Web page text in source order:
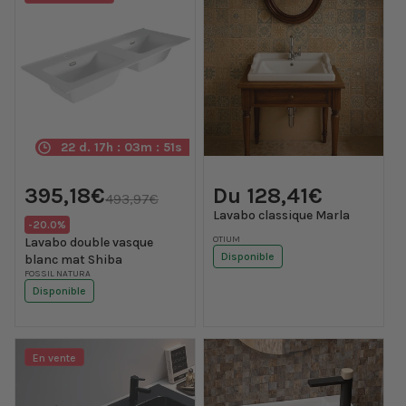
22 d. 17h : 03m : 50s
habituel
493,97€
promotionnel
395,18€
Translation
missing:
fr.products.product.price.discount
-20.0%
Lavabo double vasque
blanc mat Shiba
Fournisseur :
FOSSIL NATURA
Disponible
habituel
Du 128,41€
Lavabo classique Marla
Fournisseur :
OTIUM
Disponible
En vente